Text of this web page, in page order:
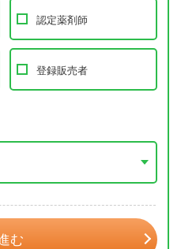
認定薬剤師
登録販売者
む